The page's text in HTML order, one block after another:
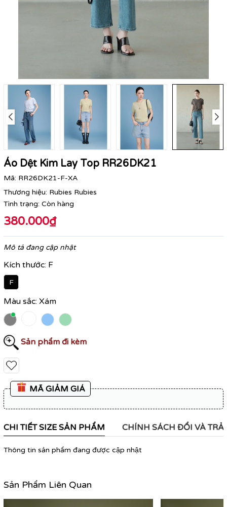
Áo Dệt Kim Lay Top RR26DK21
Mã: RR26DK21-F-XA
Thương hiệu: Rubies Rubies
Tình trạng: Còn hàng
380.000₫
Mô tả đang cập nhật
Kích thước: F
F
Màu sắc: Xám
Sản phẩm đi kèm
MÃ GIẢM GIÁ
CHI TIẾT SIZE SẢN PHẨM CHÍNH SÁCH ĐỔI VÀ TRẢ
Thông tin sản phẩm đang được cập nhật
Sản Phẩm Liên Quan